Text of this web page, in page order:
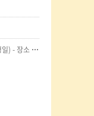
기사가 잘못 보도되어 바로잡습니다. 기사 보도 내용 - 모집대상 : 서울경인지역 4년제 대학교 03/04학번 - 일시 : 2005. 3. 13 (오리엔테이션), 2005. 3. 20 (전형일) - 장소 : 서강대학교 마태오관 기사 정정 후, - 모집대상 :서울경인지역 4년제 대학교 04/05학번 - 일시 : 2005. 3. 12 (오리엔테이션), 2005. 3. 19 (전형일) - 장소 :한양대학교 서울캠퍼스 (지하철 2호선 한양대역 2번 출구)